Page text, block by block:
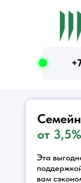
от 3,5%
Эта
вам